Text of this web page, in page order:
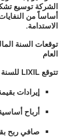
أساساً من
الاستدامة.
العام
تتوقع LIXIL للسنة المالية 2027 تحقيق ما يلي:
إيرادات بقيمة 1,600 مليار
أرباح أساسية
صافي ربح بقيمة 12